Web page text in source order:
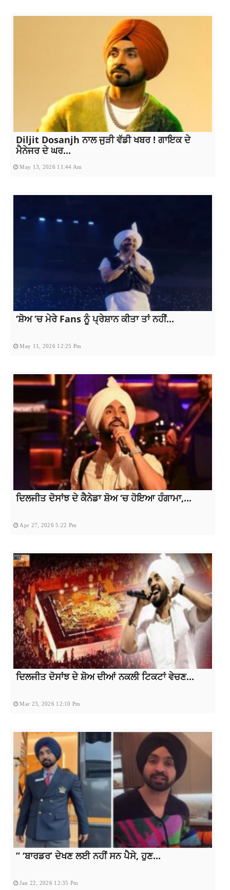
Diljit Dosanjh ਨਾਲ ਜੁੜੀ ਵੱਡੀ ਖਬਰ ! ਗਾਇਕ ਦੇ
ਮੈਨੇਜਰ ਦੇ ਘਰ...
May 13, 2026 11:44 Am
‘ਸ਼ੋਅ ‘ਚ ਮੇਰੇ Fans ਨੂੰ ਪ੍ਰੇਸ਼ਾਨ ਕੀਤਾ ਤਾਂ ਨਹੀਂ...
May 11, 2026 12:25 Pm
ਦਿਲਜੀਤ ਦੋਸਾਂਝ ਦੇ ਕੈਨੇਡਾ ਸ਼ੋਅ ‘ਚ ਹੋਇਆ ਹੰਗਾਮਾ,...
Apr 27, 2026 5:22 Pm
ਦਿਲਜੀਤ ਦੋਸਾਂਝ ਦੇ ਸ਼ੋਅ ਦੀਆਂ ਨਕਲੀ ਟਿਕਟਾਂ ਵੇਚਣ...
Mar 23, 2026 12:10 Pm
” ‘ਬਾਰਡਰ’ ਦੇਖਣ ਲਈ ਨਹੀਂ ਸਨ ਪੈਸੇ, ਹੁਣ...
Jan 22, 2026 12:35 Pm